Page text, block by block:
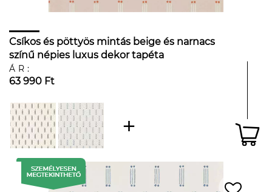
Csíkos és pöttyös mintás beige és narnacs
színű népies luxus dekor tapéta
ÁR:
63 990 Ft